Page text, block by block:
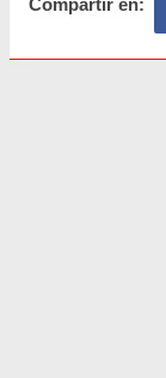
Compartir en: